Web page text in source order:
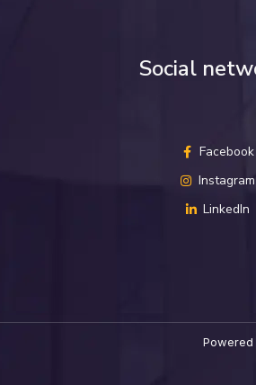
Social
Facebook
Instagram
LinkedIn